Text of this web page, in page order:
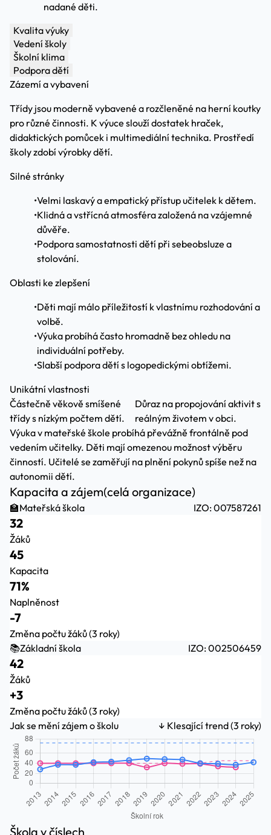
nadané děti.
Kvalita výuky
Vedení školy
Školní klima
Podpora dětí
Zázemí a vybavení
Třídy jsou moderně vybavené a rozčleněné na herní koutky
pro různé činnosti. K výuce slouží dostatek hraček,
didaktických pomůcek i multimediální technika. Prostředí
školy zdobí výrobky dětí.
Silné stránky
•Velmi laskavý a empatický přístup učitelek k dětem.
•Klidná a vstřícná atmosféra založená na vzájemné
důvěře.
•Podpora samostatnosti dětí při sebeobsluze a
stolování.
Oblasti ke zlepšení
•Děti mají málo příležitostí k vlastnímu rozhodování a
volbě.
•Výuka probíhá často hromadně bez ohledu na
individuální potřeby.
•Slabší podpora dětí s logopedickými obtížemi.
Unikátní vlastnosti
Částečně věkově smíšené
třídy s nízkým počtem dětí.
Důraz na propojování aktivit s
reálným životem v obci.
Výuka v mateřské škole probíhá převážně frontálně pod
vedením učitelky. Děti mají omezenou možnost výběru
činností. Učitelé se zaměřují na plnění pokynů spíše než na
autonomii dětí.
Kapacita a zájem(celá organizace)
🏫Mateřská škola IZO: 007587261
32
Žáků
45
Kapacita
71%
Naplněnost
-7
Změna počtu žáků (3 roky)
📚Základní škola IZO: 002506459
42
Žáků
+3
Změna počtu žáků (3 roky)
Jak se mění zájem o školu
↓ Klesající trend (3 roky)
Škola v číslech